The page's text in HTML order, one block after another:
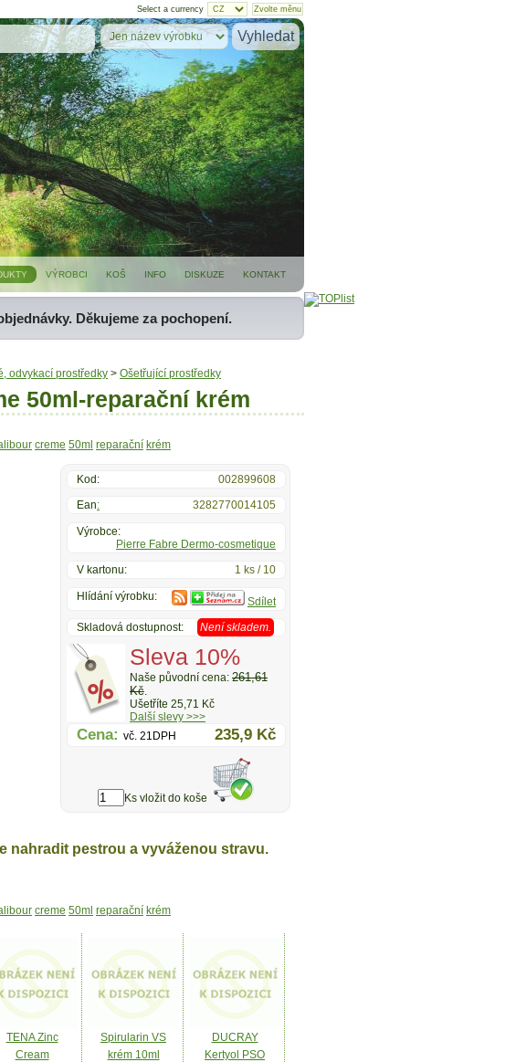
Select a currency
VÝROBCI KOŠ INFO DISKUZE KONTAKT
Děkujeme za pochopení.
odvykací prostředky > Ošetřující prostředky
50ml-reparační krém
creme 50ml reparační krém
Kod: 002899608
Ean: 3282770014105
Výrobce:
Pierre Fabre Dermo-cosmetique
V kartonu: 1 ks / 10
Hlídání výrobku: Sdílet
Skladová dostupnost: Není skladem.
Sleva 10%
Naše původní cena: 261,61
Kč.
Ušetříte 25,71 Kč
Další slevy >>>
Cena: vč. 21DPH 235,9 Kč
Ks vložit do koše
nahradit pestrou a vyváženou stravu.
creme 50ml reparační krém
TENA Zinc
Cream
Spirularin VS
krém 10ml
DUCRAY
Kertyol PSO